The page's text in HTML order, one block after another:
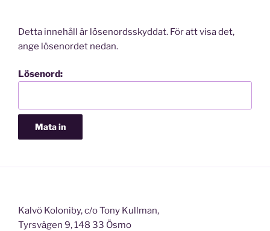
Detta innehåll är lösenordsskyddat. För att visa det,
ange lösenordet nedan.
Lösenord:
Kalvö Koloniby, c/o Tony Kullman,
Tyrsvägen 9, 148 33 Ösmo